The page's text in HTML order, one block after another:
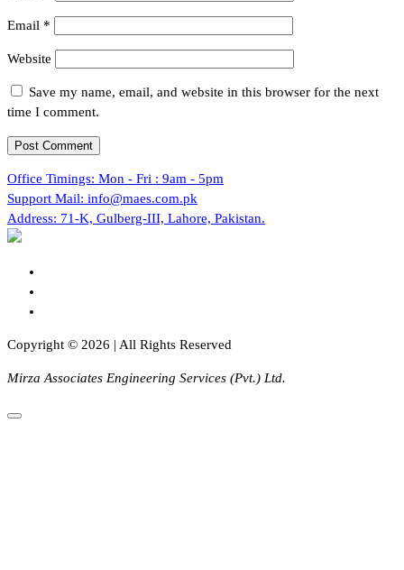
Email *
Website
Save my name, email, and website in this browser for the next
time I comment.
Office Timings: Mon - Fri : 9am - 5pm
Support Mail: info@maes.com.pk
Address: 71-K, Gulberg-III, Lahore, Pakistan.
Copyright © 2026 | All Rights Reserved
Mirza Associates Engineering Services (Pvt.) Ltd.